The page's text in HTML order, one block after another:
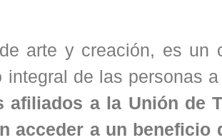
arte y creación, es un
integral de las personas
afiliados a la Unión de
acceder a un